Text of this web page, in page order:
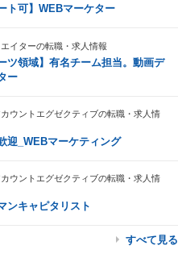
ト可】WEBマーケター
イターの転職・求人情報
ツ領域】有名チーム担当。動画デ
ー
ウントエグゼクティブの転職・求人情
迎_WEBマーケティング
ウントエグゼクティブの転職・求人情
ンキャピタリスト
すべて見る